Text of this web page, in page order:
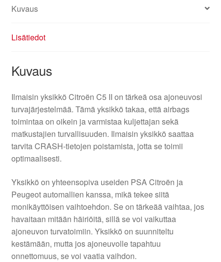
Kuvaus
Lisätiedot
Kuvaus
Ilmaisin yksikkö Citroën C5 II on tärkeä osa ajoneuvosi
turvajärjestelmää. Tämä yksikkö takaa, että airbags
toimintaa on oikein ja varmistaa kuljettajan sekä
matkustajien turvallisuuden. Ilmaisin yksikkö saattaa
tarvita CRASH-tietojen poistamista, jotta se toimii
optimaalisesti.
Yksikkö on yhteensopiva useiden PSA Citroën ja
Peugeot automallien kanssa, mikä tekee siitä
monikäyttöisen vaihtoehdon. Se on tärkeää vaihtaa, jos
havaitaan mitään häiriöitä, sillä se voi vaikuttaa
ajoneuvon turvatoimiin. Yksikkö on suunniteltu
kestämään, mutta jos ajoneuvolle tapahtuu
onnettomuus, se voi vaatia vaihdon.